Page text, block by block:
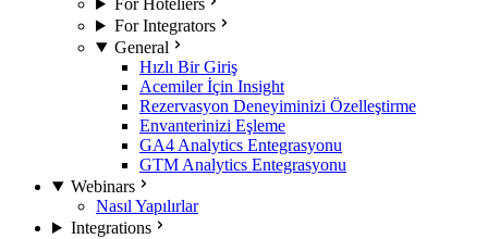
For Hoteliers
For Integrators
General
Hızlı Bir Giriş
Acemiler İçin Insight
Rezervasyon Deneyiminizi Özelleştirme
Envanterinizi Eşleme
GA4 Analytics Entegrasyonu
GTM Analytics Entegrasyonu
Webinars
Nasıl Yapılırlar
Integrations